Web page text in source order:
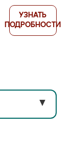
УЗНАТЬ
ПОДРОБНОСТИ
▼